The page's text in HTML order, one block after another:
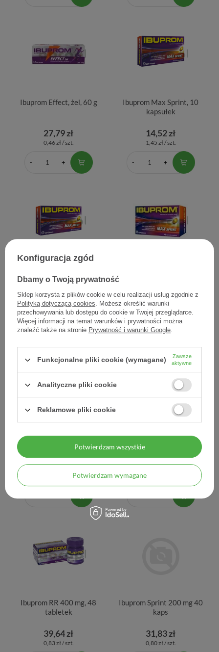
Ibuprom Effect, żel, 60 g
27,79 zł
0,46 zł / szt.
Ibuprom Max Sprint, 10
kapsułek
14,52 zł
1,45 zł / szt.
kapsułek
23,54 zł
1,18 zł / szt.
29,48 zł
0,74 zł / szt.
Ibuprom RR 400 mg, 12
13,57 zł
1,13 zł / szt.
Ibuprom RR 400 mg, 24
20,90 zł
0,87 zł / szt.
Ibuprom RR 400 mg, 48
tabletek
39,64 zł
0,83 zł / szt.
Ibuprom Sprint 200 mg 40
kaps
31,83 zł
0,80 zł / szt.
Konfiguracja zgód
Dbamy o Twoją prywatność
Sklep korzysta z plików cookie w celu realizacji usług zgodnie z
Polityką dotyczącą cookies. Możesz określić warunki
przechowywania lub dostępu do cookie w Twojej przeglądarce.
Więcej informacji na temat warunków i prywatności można
znaleźć także na stronie Prywatność i warunki Google.
Funkcjonalne pliki cookie (wymagane)
Zawsze
aktywne
Analityczne pliki cookie
Reklamowe pliki cookie
Potwierdzam wymagane
Potwierdzam wszystkie